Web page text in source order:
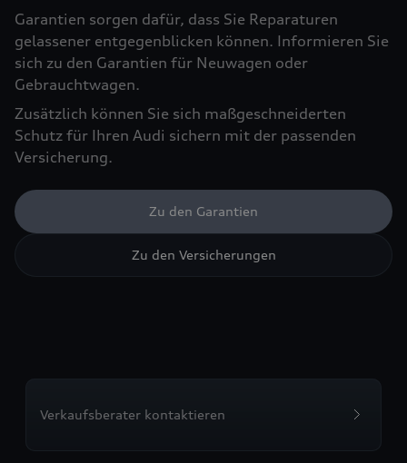
Garantien sorgen dafür, dass Sie Reparaturen
gelassener entgegenblicken können. Informieren Sie
sich zu den Garantien für Neuwagen oder
Gebrauchtwagen.
Zusätzlich können Sie sich maßgeschneiderten
Schutz für Ihren Audi sichern mit der passenden
Versicherung.
Zu den Garantien
Zu den Versicherungen
Verkaufsberater kontaktieren